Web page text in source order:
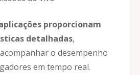
proporcionam
detalhadas,
o desempenho
em tempo real.